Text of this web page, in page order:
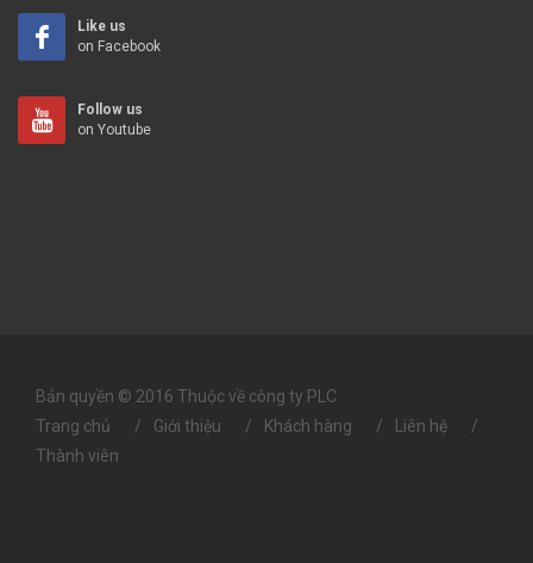
Like us
on Facebook
Follow us
on Youtube
Bản quyền © 2016 Thuộc về công ty PLC
Trang chủ
Giới thiệu Khách hàng
Liên hệ
Thành viên